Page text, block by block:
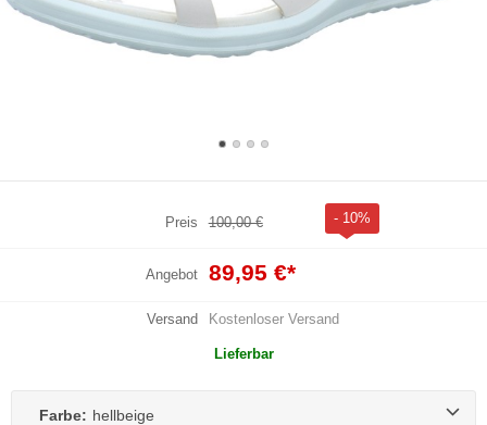
Preis 100,00 € - 10%
Angebot 89,95 €*
Versand Kostenloser Versand
Lieferbar
Farbe: hellbeige